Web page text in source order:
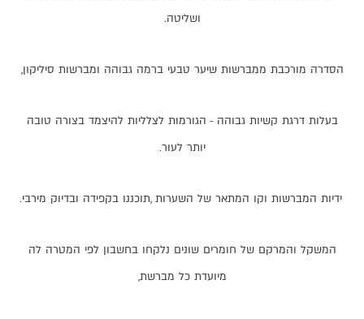
ושליטה.
הסדרה מורכבת ממברשות שיער טבעי ברמה גבוהה ומברשות סיליקון,
בעלות דרגת קשיות גבוהה - הגורמות לצלליות להיצמד בצורה טובה
יותר לעור.
ידיות המברשות וקו המתאר של השערות ,תוכננו בקפידה ובדיוק מירבי.
המשקל והמרקם של חומרים שונים נלקחו בחשבון לפי המטרה לה
מיועדת כל מברשת,